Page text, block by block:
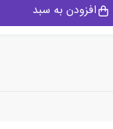
افزودن به سبد